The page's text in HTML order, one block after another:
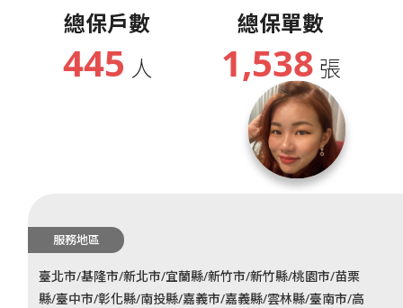
總保戶數
445 人
總保單數
1,538 張
服務地區
臺北市/基隆市/新北市/宜蘭縣/新竹市/新竹縣/桃園市/苗栗
縣/臺中市/彰化縣/南投縣/嘉義市/嘉義縣/雲林縣/臺南市/高